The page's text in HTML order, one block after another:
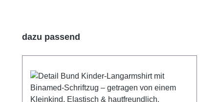
Produktgalerie überspringen
dazu passend